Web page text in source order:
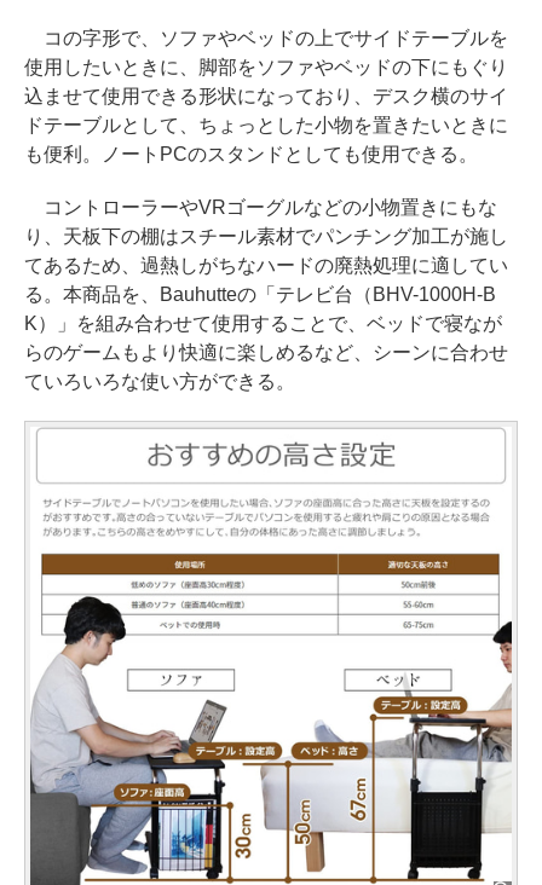
コの字形で、ソファやベッドの上でサイドテーブルを
使用したいときに、脚部をソファやベッドの下にもぐり
込ませて使用できる形状になっており、デスク横のサイ
ドテーブルとして、ちょっとした小物を置きたいときに
も便利。ノートPCのスタンドとしても使用できる。
コントローラーやVRゴーグルなどの小物置きにもな
り、天板下の棚はスチール素材でパンチング加工が施し
てあるため、過熱しがちなハードの廃熱処理に適してい
る。本商品を、Bauhutteの「テレビ台（BHV-1000H-B
K）」を組み合わせて使用することで、ベッドで寝なが
らのゲームもより快適に楽しめるなど、シーンに合わせ
ていろいろな使い方ができる。